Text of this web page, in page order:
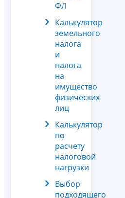
ФЛ
Калькулятор
земельного
налога
и
налога
на
имущество
физических
лиц
Калькулятор
по
расчету
налоговой
нагрузки
Выбор
подходящего